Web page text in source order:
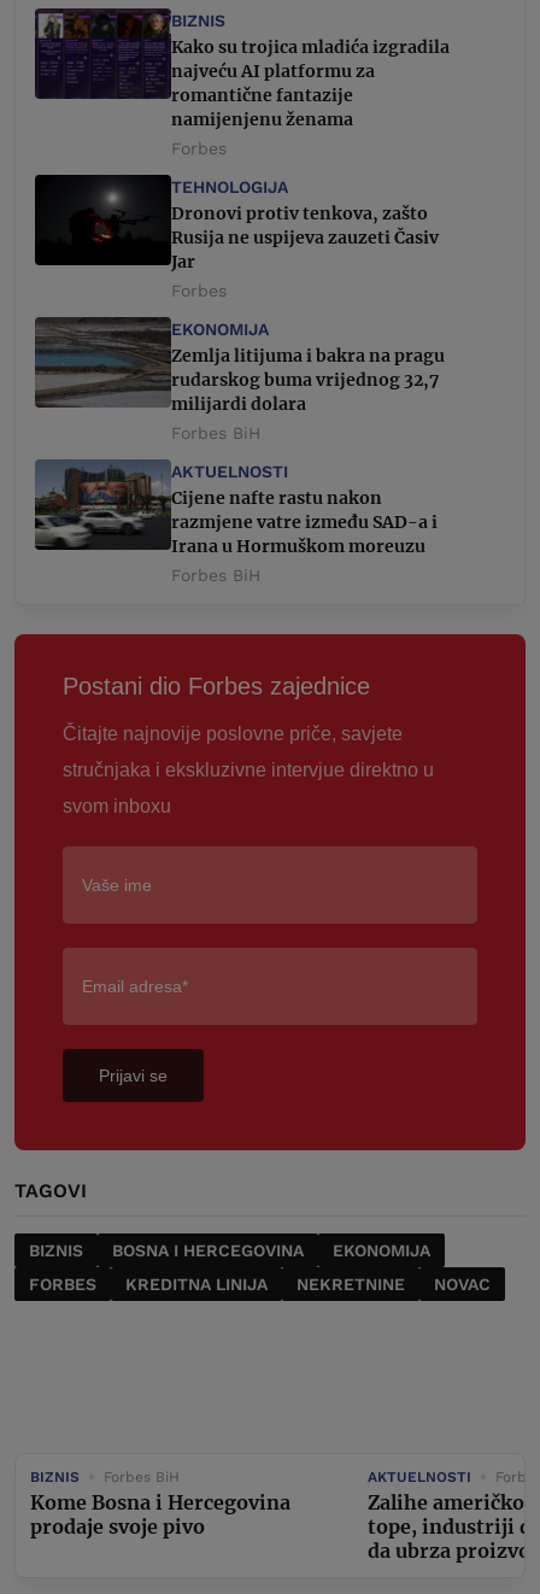
BIZNIS
Kako su trojica mladića izgradila
najveću AI platformu za
romantične fantazije
namijenjenu ženama
Forbes
TEHNOLOGIJA
Dronovi protiv tenkova, zašto
Rusija ne uspijeva zauzeti Časiv
Jar
Forbes
EKONOMIJA
Zemlja litijuma i bakra na pragu
rudarskog buma vrijednog 32,7
milijardi dolara
Forbes BiH
AKTUELNOSTI
Cijene nafte rastu nakon
razmjene vatre između SAD-a i
Irana u Hormuškom moreuzu
Forbes BiH
Postani dio Forbes zajednice
Čitajte najnovije poslovne priče, savjete
stručnjaka i ekskluzivne intervjue direktno u
svom inboxu
Prijavi se
TAGOVI
BIZNIS BOSNA I HERCEGOVINA
EKONOMIJA
FORBES
KREDITNA LINIJA NEKRETNINE NOVAC
BIZNIS Forbes BiH
Kome Bosna i Hercegovina
prodaje svoje pivo
AKTUELNOSTI
Zalihe američkog
tope, industriji
da ubrza